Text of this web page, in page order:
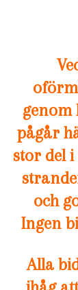
genom
pågår
stor del
och
Ingen
Alla